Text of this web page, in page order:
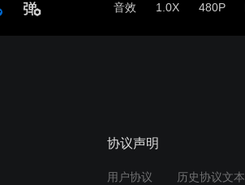
音效 1.0X 480P
协议声明
用户协议 历史协议文本